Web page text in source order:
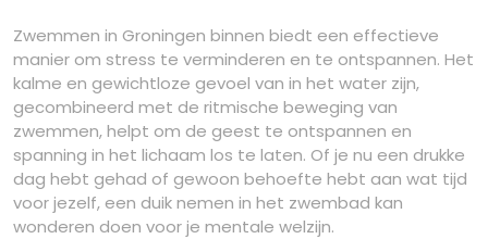
Zwemmen in Groningen binnen biedt een effectieve
manier om stress te verminderen en te ontspannen. Het
kalme en gewichtloze gevoel van in het water zijn,
gecombineerd met de ritmische beweging van
zwemmen, helpt om de geest te ontspannen en
spanning in het lichaam los te laten. Of je nu een drukke
dag hebt gehad of gewoon behoefte hebt aan wat tijd
voor jezelf, een duik nemen in het zwembad kan
wonderen doen voor je mentale welzijn.